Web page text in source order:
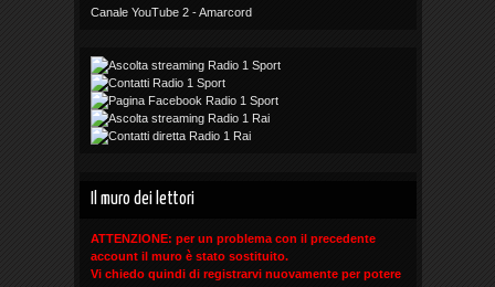
Canale YouTube 2 - Amarcord
Il muro dei lettori
ATTENZIONE: per un problema con il precedente
account il muro è stato sostituito.
Vi chiedo quindi di registrarvi nuovamente per potere